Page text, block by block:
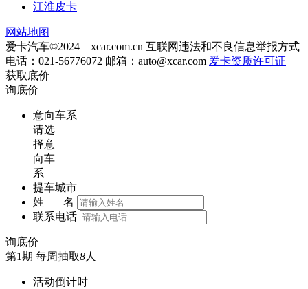
江淮皮卡
网站地图
爱卡汽车©2024 xcar.com.cn 互联网违法和不良信息举报方式
电话：021-56776072 邮箱： auto@xcar.com 爱卡资质许可证
获取底价
询底价
意向车系
请选
择意
向车
系
提车城市
姓 名
联系电话
询底价
第1期 每周抽取8人
活动倒计时